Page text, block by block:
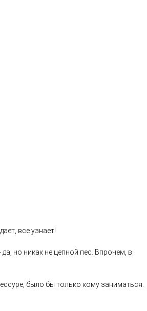
все узнает!
но никак не цепной пес. Впрочем, в
было бы только кому заниматься.